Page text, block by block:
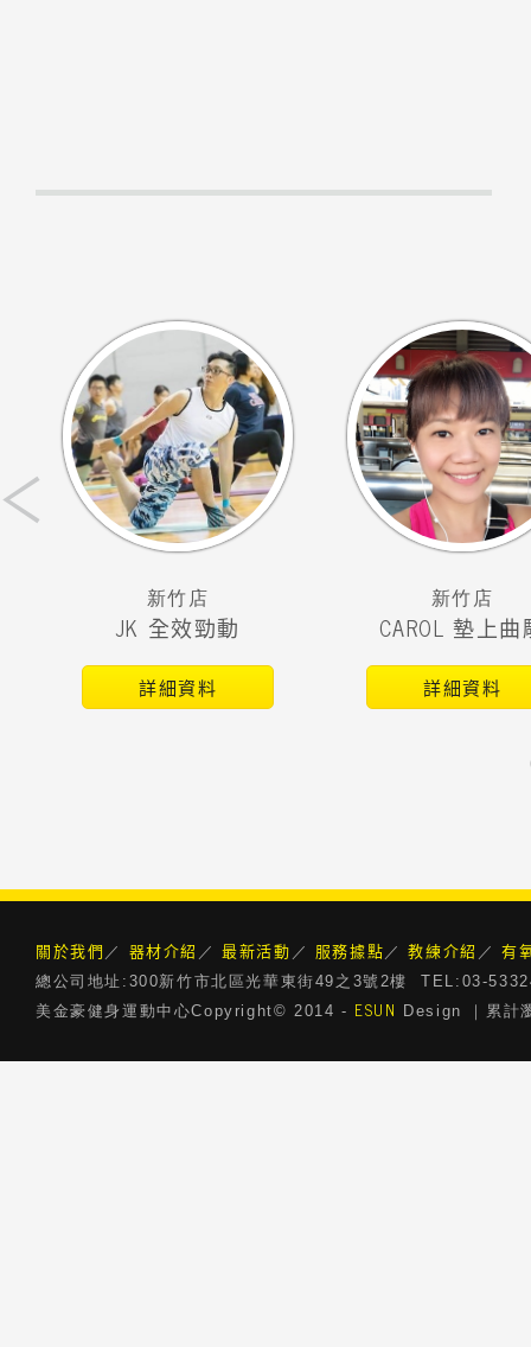
新竹店
JK 全效勁動
詳細資料
新竹店
CAROL 墊上曲
詳細資料
‹
關於我們 ／ 器材介紹 ／最新活動 ／ 服務據點 ／教練介紹 ／有
總公司地址:300新竹市北區光華東街49之3號2樓 TEL:03-
美金豪健身運動中心Copyright© 2014 - ESUN Design ｜累計